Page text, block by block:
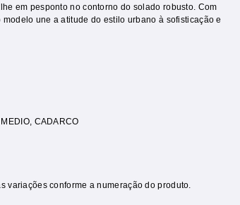
em pesponto no contorno do solado robusto. Com
une a atitude do estilo urbano à sofisticação e
, CADARCO
variações conforme a numeração do produto.